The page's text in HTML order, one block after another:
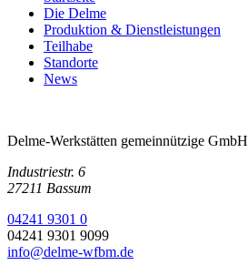
Die Delme
Produktion & Dienstleistungen
Teilhabe
Standorte
News
Delme-Werkstätten gemeinnützige GmbH
Industriestr. 6
27211 Bassum
04241 9301 0
04241 9301 9099
info@delme-wfbm.de